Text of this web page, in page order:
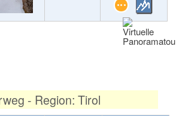
- Region: Tirol